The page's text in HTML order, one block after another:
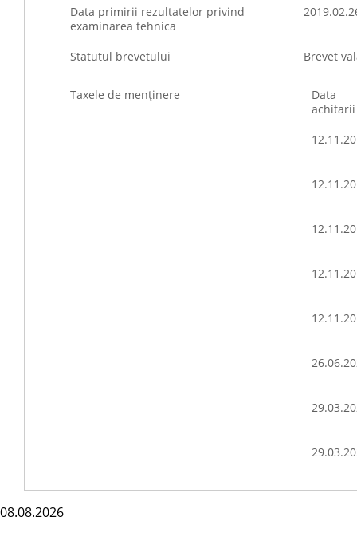
Data primirii rezultatelor privind
examinarea tehnica
Statutul brevetului Brevet
Taxele de menţinere
Data
achitarii
08.08.2026